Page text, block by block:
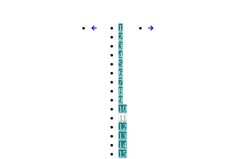
1
2
3
4
5
6
7
8
9
10
11
12
13
14
15